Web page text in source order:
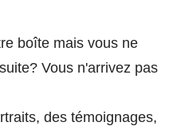
boîte mais vous ne
Vous n'arrivez pas
des témoignages,